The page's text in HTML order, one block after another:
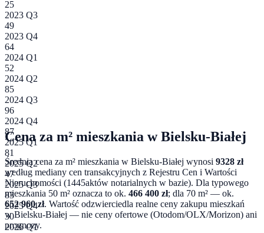
25
2023 Q3
49
2023 Q4
64
2024 Q1
52
2024 Q2
85
2024 Q3
96
2024 Q4
87
2025 Q1
81
2025 Q2
47
2025 Q3
83
2025 Q4
30
2026 Q1
Cena za m² mieszkania wBielsku-Białej
Średnia cena za m² mieszkania w Bielsku-Białej wynosi 9328 zł
według mediany cen transakcyjnych z Rejestru Cen i Wartości
Nieruchomości (1445aktów notarialnych w bazie). Dla typowego
mieszkania 50 m² oznacza to ok. 466 400 zł; dla 70 m² — ok.
652 960zł. Wartość odzwierciedla realne ceny zakupu mieszkań
wBielsku-Białej — nie ceny ofertowe (Otodom/OLX/Morizon) ani
prognozy.